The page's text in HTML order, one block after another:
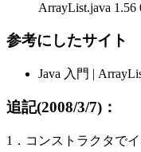
ArrayList.java 1.56
参考にしたサイト
Java 入門 |
追記(2008/3/7)：
1．コンストラクタで